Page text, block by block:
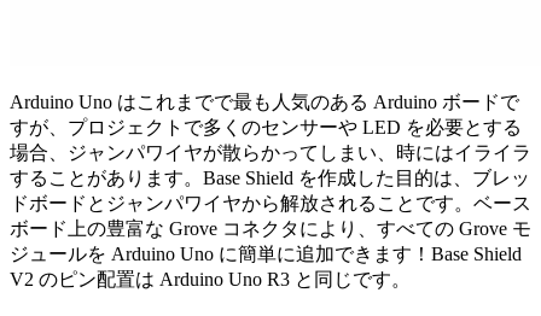
Arduino Uno はこれまでで最も人気のある Arduino ボードで
すが、プロジェクトで多くのセンサーや LED を必要とする
場合、ジャンパワイヤが散らかってしまい、時にはイライラ
することがあります。Base Shield を作成した目的は、ブレッ
ドボードとジャンパワイヤから解放されることです。ベース
ボード上の豊富な Grove コネクタにより、すべての Grove モ
ジュールを Arduino Uno に簡単に追加できます！Base Shield
V2 のピン配置は Arduino Uno R3 と同じです。